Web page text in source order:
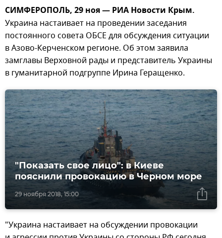
СИМФЕРОПОЛЬ, 29 ноя — РИА Новости Крым.
Украина настаивает на проведении заседания
постоянного совета ОБСЕ для обсуждения ситуации
в Азово-Керченском регионе. Об этом заявила
замглавы Верховной рады и представитель Украины
в гуманитарной подгруппе Ирина Геращенко.
29 ноября 2018, 15:00
"Показать свое лицо": в Киеве
пояснили провокацию в Черном море
"Украина настаивает на обсуждении провокации